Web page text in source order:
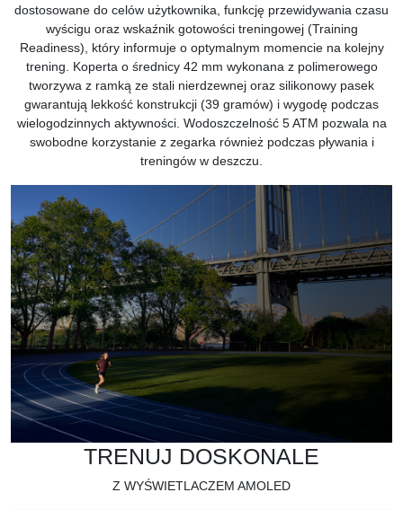
dostosowane do celów użytkownika, funkcję przewidywania czasu
wyścigu oraz wskaźnik gotowości treningowej (Training
Readiness), który informuje o optymalnym momencie na kolejny
trening. Koperta o średnicy 42 mm wykonana z polimerowego
tworzywa z ramką ze stali nierdzewnej oraz silikonowy pasek
gwarantują lekkość konstrukcji (39 gramów) i wygodę podczas
wielogodzinnych aktywności. Wodoszczelność 5 ATM pozwala na
swobodne korzystanie z zegarka również podczas pływania i
treningów w deszczu.
TRENUJ DOSKONALE
Z WYŚWIETLACZEM AMOLED